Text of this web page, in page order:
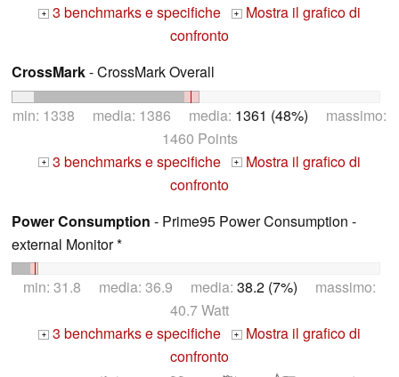
+ 3 benchmarks e specifiche + Mostra il grafico di
confronto
CrossMark- CrossMark Overall
min: 1338 media: 1386 media: 1361 (48%) massimo:
1460 Points
+ 3 benchmarks e specifiche + Mostra il grafico di
confronto
Power Consumption - Prime95 Power Consumption -
external Monitor *
min: 31.8 media: 36.9 media: 38.2 (7%) massimo:
40.7 Watt
+ 3 benchmarks e specifiche + Mostra il grafico di
confronto